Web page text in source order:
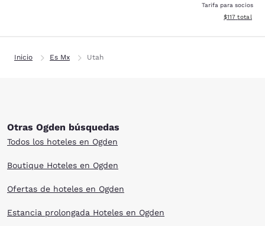
Tarifa para socios
Ver detalles
$117 total
Inicio Es Mx Utah
Otras Ogden búsquedas
Todos los hoteles en Ogden
Boutique Hoteles en Ogden
Ofertas de hoteles en Ogden
Estancia prolongada Hoteles en Ogden